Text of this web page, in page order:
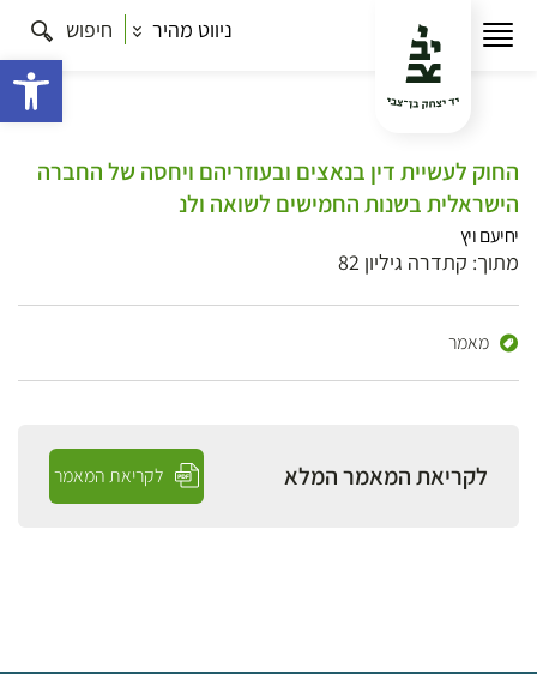
ניווט מהיר חיפוש
החוק לעשיית דין בנאצים ובעוזריהם ויחסה של החברה
הישראלית בשנות החמישים לשואה ולנ
יחיעם ויץ
מתוך: קתדרה גיליון 82
מאמר
לקריאת המאמר המלא לקריאת המאמר